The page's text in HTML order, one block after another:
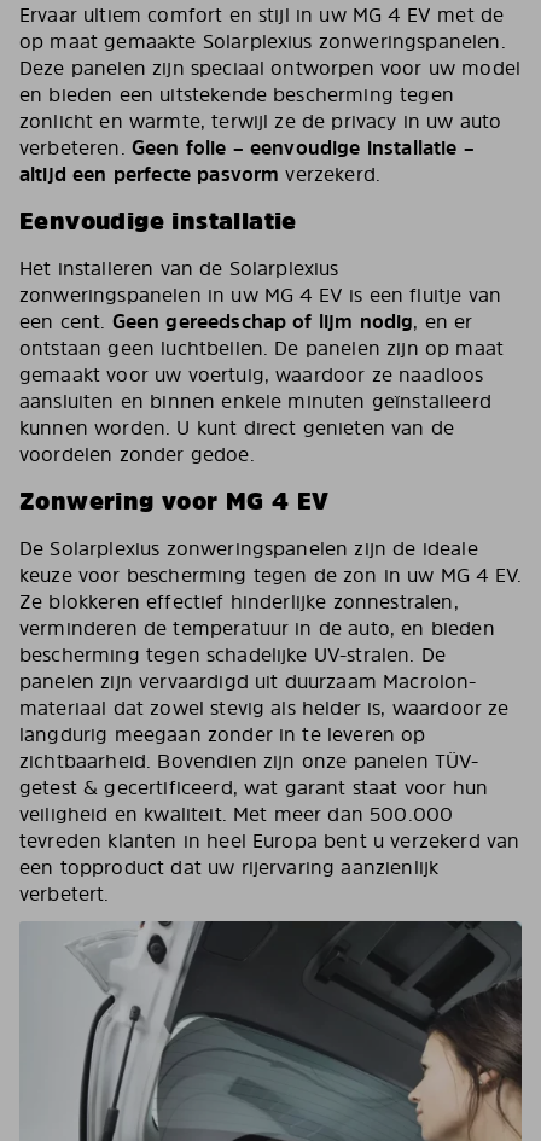
Ervaar ultiem comfort en stijl in uw MG 4 EV met de
op maat gemaakte Solarplexius zonweringspanelen.
Deze panelen zijn speciaal ontworpen voor uw model
en bieden een uitstekende bescherming tegen
zonlicht en warmte, terwijl ze de privacy in uw auto
verbeteren. Geen folie – eenvoudige installatie –
altijd een perfecte pasvorm verzekerd.
Eenvoudige installatie
Het installeren van de Solarplexius
zonweringspanelen in uw MG 4 EV is een fluitje van
een cent. Geen gereedschap of lijm nodig, en er
ontstaan geen luchtbellen. De panelen zijn op maat
gemaakt voor uw voertuig, waardoor ze naadloos
aansluiten en binnen enkele minuten geïnstalleerd
kunnen worden. U kunt direct genieten van de
voordelen zonder gedoe.
Zonwering voor MG 4 EV
De Solarplexius zonweringspanelen zijn de ideale
keuze voor bescherming tegen de zon in uw MG 4 EV.
Ze blokkeren effectief hinderlijke zonnestralen,
verminderen de temperatuur in de auto, en bieden
bescherming tegen schadelijke UV-stralen. De
panelen zijn vervaardigd uit duurzaam Macrolon-
materiaal dat zowel stevig als helder is, waardoor ze
langdurig meegaan zonder in te leveren op
zichtbaarheid. Bovendien zijn onze panelen TÜV-
getest & gecertificeerd, wat garant staat voor hun
veiligheid en kwaliteit. Met meer dan 500.000
tevreden klanten in heel Europa bent u verzekerd van
een topproduct dat uw rijervaring aanzienlijk
verbetert.